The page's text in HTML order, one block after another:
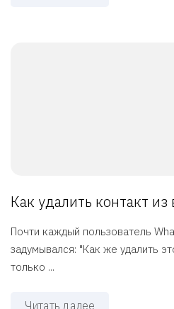
Как удалить контакт из
Почти каждый пользователь
задумывался: "Как же удалить
только ...
Читать далее